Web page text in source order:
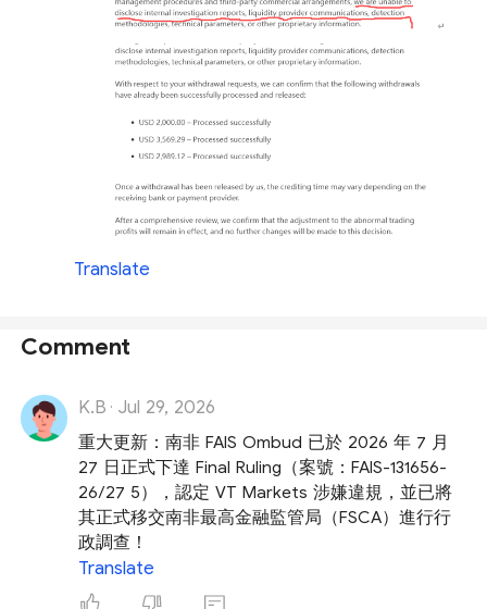
Translate
Comment
K.B · Jul 29, 2026
重大更新：南非 FAIS Ombud 已於 2026 年 7 月
27 日正式下達 Final Ruling（案號：FAIS-131656-
26/27 5），認定 VT Markets 涉嫌違規，並已將
其正式移交南非最高金融監管局（FSCA）進行行
政調查！
Translate